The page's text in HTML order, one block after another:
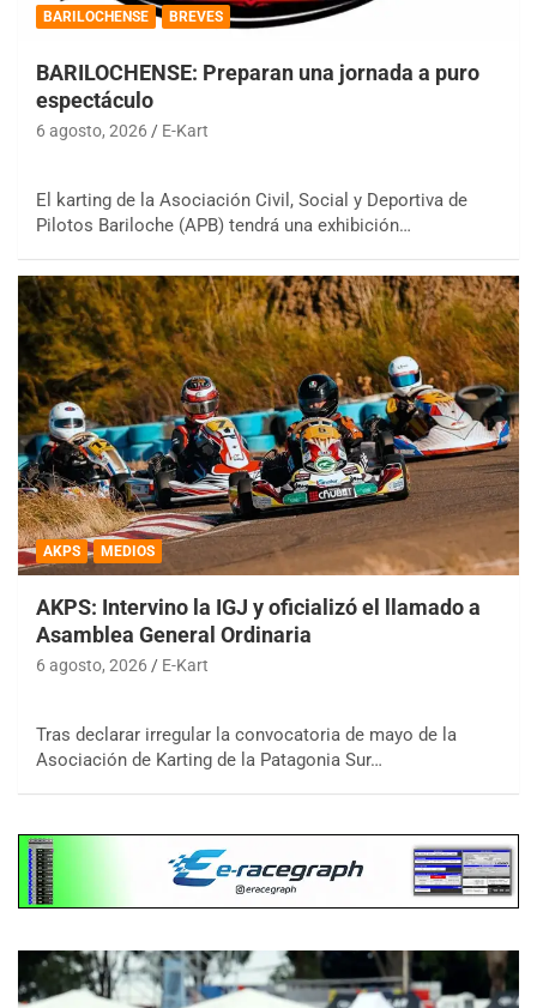
BARILOCHENSE BREVES
BARILOCHENSE: Preparan una jornada a puro
espectáculo
6 agosto, 2026 E-Kart
El karting de la Asociación Civil, Social y Deportiva de
Pilotos Bariloche (APB) tendrá una exhibición…
AKPS MEDIOS
AKPS: Intervino la IGJ y oficializó el llamado a
Asamblea General Ordinaria
6 agosto, 2026 E-Kart
Tras declarar irregular la convocatoria de mayo de la
Asociación de Karting de la Patagonia Sur…